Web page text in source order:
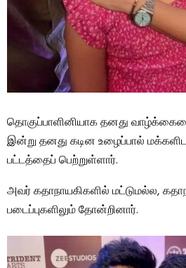
தொகுப்பாளினியாக தனது
இன்று தனது கடின உழைப்பால்
பட்டத்தைப் பெற்றுள்ளார்.
அவர் கதாநாயகிகளில் மட்டுமல்ல,
படைப்புகளிலும் தோன்றினார்.